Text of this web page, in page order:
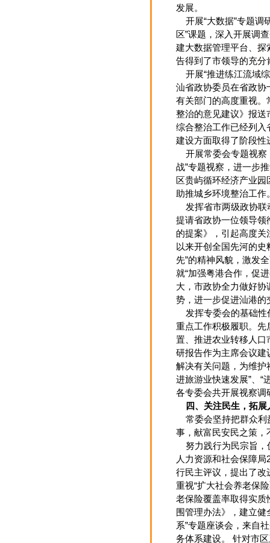
发展。
开展“大数据”专题调
区”课题，深入开展调
建大数据管理平台、
告得到了市领导的充
开展“推进练江流域
汕省政协委员在省政
有关部门的高度重视
整治的意见建议》报送
综合整治工作已经列
建设方面取得了阶段性
开展常委会专题视察
战”专题视察，进一步
区贵屿循环经济产业
助推城乡环境整治工作
发挥省市两级政协联
提请省政协一位领导
的提案》，引起高度关
以来开创全国先河的
先”的精神风貌，激发
就“加强粤港合作，促
大，市政协全力做好
势，进一步促进汕港
发挥专委会的基础性
重点工作积极履职。
置、推进农业转移人
研报告作为主席会议
解决有关问题，为维护
进旅游业快速发展”、“
各专委会共开展视察调
四、关注民生，拓
常委会坚持把群众利
事，献富民安民之策
努力践行为民宗旨，
人力资源和社会保障
行民主评议，提出了
重视“扩大社会养老保
老保险覆盖率取得实质
围管理办法》，建立
系”专题座谈会，来自
务体系建设。 针对市